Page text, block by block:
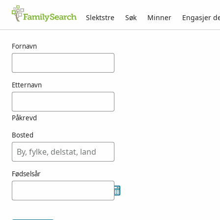
Slektstre Søk Minner Engasjer
Fornavn
Etternavn
Påkrevd
Bosted
Fødselsår